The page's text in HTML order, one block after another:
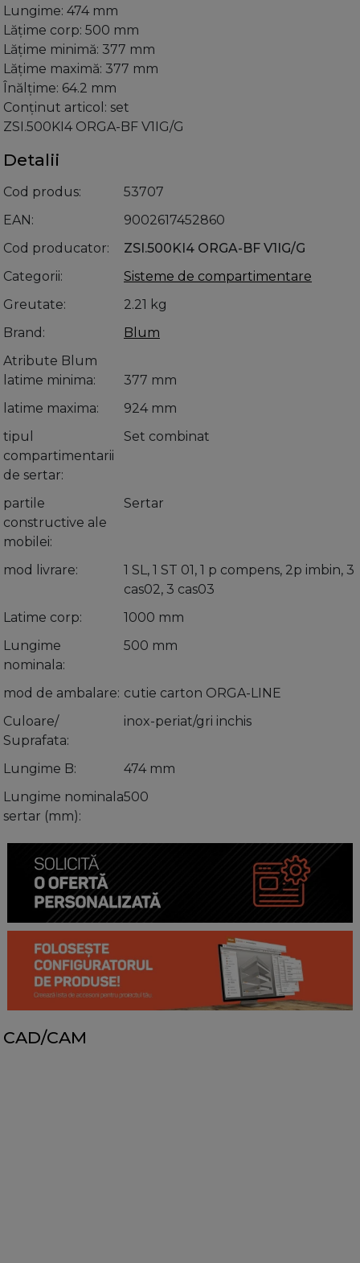
Lungime: 474 mm
Lăţime corp: 500 mm
Lăţime minimă: 377 mm
Lăţime maximă: 377 mm
Înălţime: 64.2 mm
Conţinut articol: set
ZSI.500KI4 ORGA-BF V1IG/G
Detalii
Cod produs
53707
EAN
9002617452860
Cod producator
ZSI.500KI4 ORGA-BF V1IG/G
Categorii
Sisteme de compartimentare
Greutate
2.21 kg
Brand
Blum
Atribute Blum
latime minima
377 mm
latime maxima
924 mm
tipul
compartimentarii
de sertar
Set combinat
partile
constructive ale
mobilei
Sertar
mod livrare
1 SL, 1 ST 01, 1 p compens, 2p imbin, 3
cas02, 3 cas03
Latime corp
1000 mm
Lungime
nominala
500 mm
mod de ambalare cutie carton ORGA-LINE
Culoare/
Suprafata
inox-periat/gri inchis
Lungime B
474 mm
Lungime nominala
sertar (mm)
500
CAD/CAM